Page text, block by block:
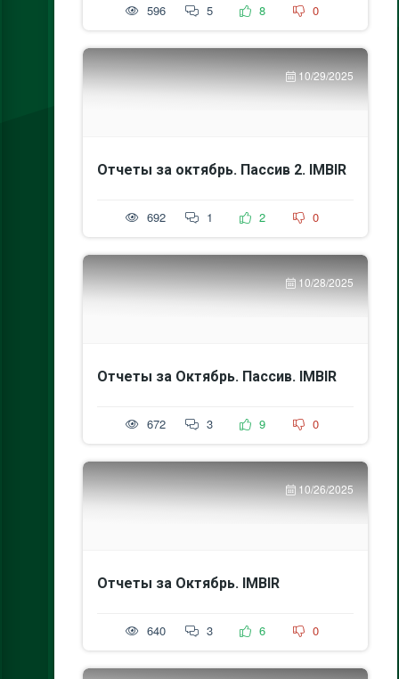
596 5 8 0
10/29/2025
Отчеты за октябрь. Пассив 2. IMBIR
692 1 2 0
10/28/2025
Отчеты за Октябрь. Пассив. IMBIR
672 3 9 0
10/26/2025
Отчеты за Октябрь. IMBIR
640 3 6 0